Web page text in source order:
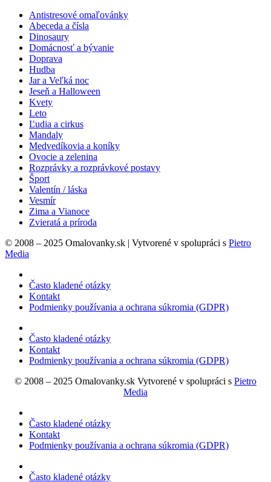
Antistresové omaľovánky
Abeceda a čísla
Dinosaury
Domácnosť a bývanie
Doprava
Hudba
Jar a Veľká noc
Jeseň a Halloween
Kvety
Leto
Ľudia a cirkus
Mandaly
Medvedíkovia a koníky
Ovocie a zelenina
Rozprávky a rozprávkové postavy
Šport
Valentín / láska
Vesmír
Zima a Vianoce
Zvieratá a príroda
© 2008 – 2025 Omalovanky.sk | Vytvorené v spolupráci s Pietro
Media
Často kladené otázky
Kontakt
Podmienky používania a ochrana súkromia (GDPR)
Často kladené otázky
Kontakt
Podmienky používania a ochrana súkromia (GDPR)
© 2008 – 2025 Omalovanky.sk Vytvorené v spolupráci s Pietro
Media
Často kladené otázky
Kontakt
Podmienky používania a ochrana súkromia (GDPR)
Často kladené otázky